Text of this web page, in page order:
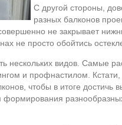
С другой стороны,
разных балконов
не закрывает
не просто обойтись
нескольких видов. Самые
и профнастилом.
чтобы в итоге достичь
формирования